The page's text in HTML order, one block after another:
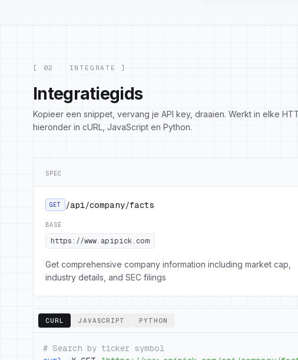
[ 02 · INTEGRATE ]
Integratiegids
Kopieer een snippet, vervang je API key, draaien. Werkt in elke
hieronder in cURL, JavaScript en Python.
SPEC
GET /api/company/facts
BASE
https://www.apipick.com
Get comprehensive company information including market cap,
industry details, and SEC filings
CURL JAVASCRIPT PYTHON
# Search by ticker symbol